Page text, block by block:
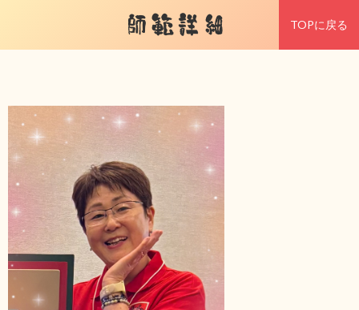
師範詳細 TOPに戻る